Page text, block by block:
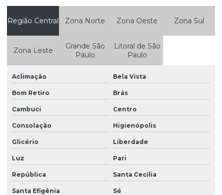
Empresas de estudos ambientais
Empresas que faz auditoria ambiental
Estudo da qualidade da água
ambiental rima
Estudo de impacto ambiental eia rima
Estudo de impacto de vizinhança eiv
Gerenciamento de resíduos
Gerenciamento de resíduos classe 1
Gerenciamento de resíduos empresas
Região Central Zona Norte Zona Oeste Zona Sul
Zona Leste
Grande São
Paulo
Litoral de São
Paulo
Aclimação Bela Vista
Bom Retiro Brás
Cambuci Centro
Consolação Higienópolis
Glicério Liberdade
Luz Pari
República Santa Cecília
Santa Efigênia Sé